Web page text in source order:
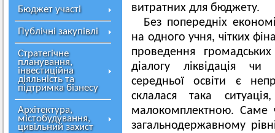
Бюджет участі
Публічні закупівлі
Стратегічне
планування,
інвестиційна
діяльність та
підтримка бізнесу
Архітектура,
містобудування,
цивільний захист
витратних для бюджету.
Без попередніх
на одного учня, чітких
проведення
діалогу ліквідація чи
середньої освіти є
склалася така
малокомплектною. Саме
загальнодержавному